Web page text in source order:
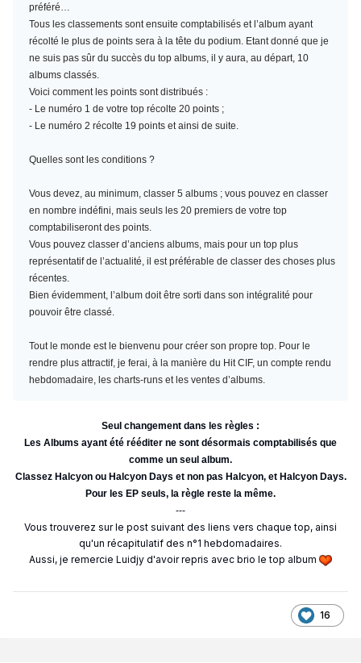
préféré…
Tous les classements sont ensuite comptabilisés et l’album ayant
récolté le plus de points sera à la tête du podium. Etant donné que je
ne suis pas sûr du succès du top albums, il y aura, au départ, 10
albums classés.
Voici comment les points sont distribués :
- Le numéro 1 de votre top récolte 20 points ;
- Le numéro 2 récolte 19 points et ainsi de suite.
Quelles sont les conditions ?
Vous devez, au minimum, classer 5 albums ; vous pouvez en classer
en nombre indéfini, mais seuls les 20 premiers de votre top
comptabiliseront des points.
Vous pouvez classer d’anciens albums, mais pour un top plus
représentatif de l’actualité, il est préférable de classer des choses plus
récentes.
Bien évidemment, l’album doit être sorti dans son intégralité pour
pouvoir être classé.
Tout le monde est le bienvenu pour créer son propre top. Pour le
rendre plus attractif, je ferai, à la manière du Hit CIF, un compte rendu
hebdomadaire, les charts-runs et les ventes d’albums.
Seul changement dans les règles :
Les Albums ayant été rééditer ne sont désormais comptabilisés que
comme un seul album.
Classez Halcyon ou Halcyon Days et non pas Halcyon, et Halcyon Days.
Pour les EP seuls, la règle reste la même.
---
Vous trouverez sur le post suivant des liens vers chaque top, ainsi
qu'un récapitulatif des n°1 hebdomadaires.
Aussi, je remercie Luidjy d'avoir repris avec brio le top album
16